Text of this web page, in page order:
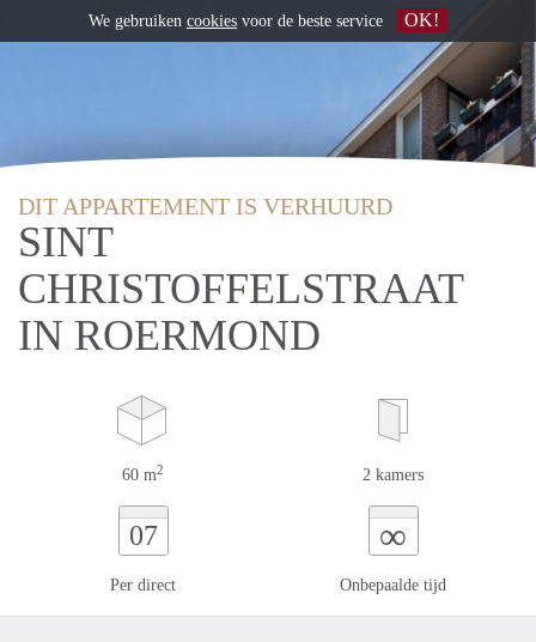
DIT APPARTEMENT IS VERHUURD
SINT
CHRISTOFFELSTRAAT
IN ROERMOND
60 m2 2 kamers
07
Per direct
∞
Onbepaalde tijd
We gebruiken cookies voor de beste service OK!